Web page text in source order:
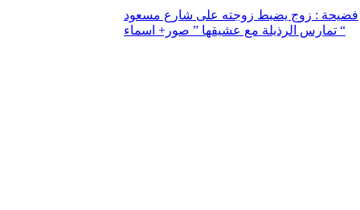
فضيحة : زوج يضبط زوجته على شارع مسعود
تمارس الرذيلة مع عشيقها ” صور+ اسماء “